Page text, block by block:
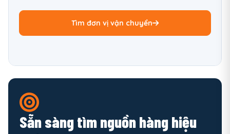
Tìm đơn vị vận chuyển
Sẵn sàng tìm nguồn hàng hiệu